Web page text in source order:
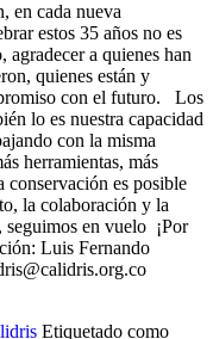
en cada nueva
estos 35 años no es
a quienes han
quienes están y
con el futuro. Los
lo es nuestra capacidad
con la misma
herramientas, más
es posible
la colaboración y la
en vuelo ¡Por
Luis Fernando
Etiquetado como